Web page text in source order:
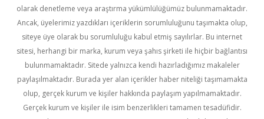
olarak denetleme veya araştırma yükümlülüğümüz bulunmamaktadır.
Ancak, üyelerimiz yazdıkları içeriklerin sorumluluğunu taşımakta olup,
siteye üye olarak bu sorumluluğu kabul etmiş sayılırlar. Bu internet
sitesi, herhangi bir marka, kurum veya şahıs şirketi ile hiçbir bağlantısı
bulunmamaktadır. Sitede yalnızca kendi hazırladığımız makaleler
paylaşılmaktadır. Burada yer alan içerikler haber niteliği taşımamakta
olup, gerçek kurum ve kişiler hakkında paylaşım yapılmamaktadır.
Gerçek kurum ve kişiler ile isim benzerlikleri tamamen tesadüfidir.